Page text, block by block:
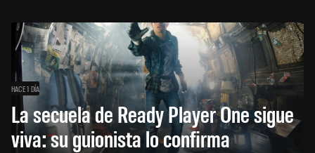
HACE 1 DÍA
La secuela de Ready Player One sigue
viva: su guionista lo confirma